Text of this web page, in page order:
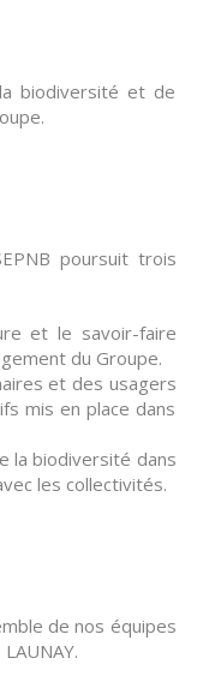
biodiversité et de
poursuit trois
et le savoir-faire
du Groupe.
et des usagers
mis en place dans
la biodiversité dans
les collectivités.
de nos équipes